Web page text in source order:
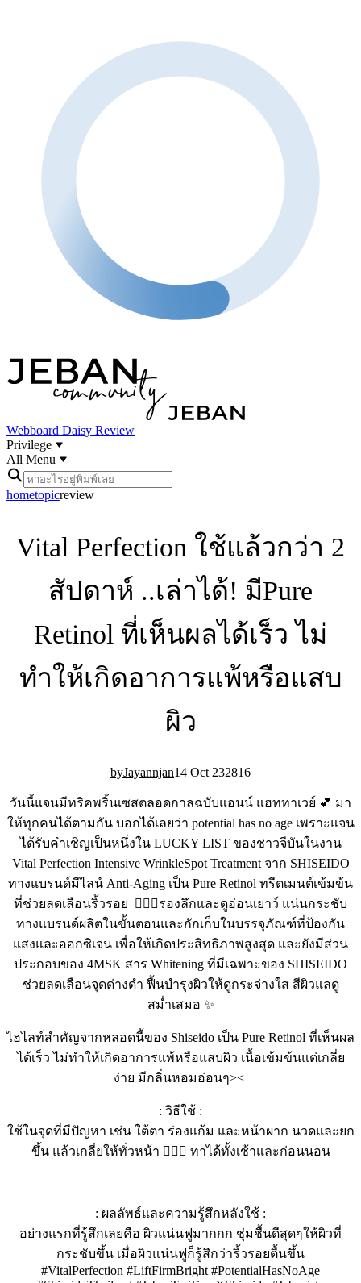
Webboard Daisy Review
Privilege
All Menu
hometopicreview
Vital Perfection ใช้แล้วกว่า 2
สัปดาห์ ..เล่าได้! มีPure
Retinol ที่เห็นผลได้เร็ว ไม่
ทำให้เกิดอาการแพ้หรือแสบ
ผิว
Jayannjan14 Oct 232816
วันนี้แจนมีทริคพริ้นเซสตลอดกาลฉบับแอนน์ แฮททาเวย์ 💕 มา
ให้ทุกคนได้ตามกัน บอกได้เลยว่า potential has no age เพราะแจน
ได้รับคำเชิญเป็นหนึ่งใน LUCKY LIST ของชาวจีบันในงาน
Vital Perfection Intensive WrinkleSpot Treatment จาก SHISEIDO
ทางแบรนด์มีไลน์ Anti-Aging เป็น Pure Retinol ทรีตเมนต์เข้มข้น
ที่ช่วยลดเลือนริ้วรอย 🧏🏻‍♀️รองลึกและดูอ่อนเยาว์ แน่นกระชับ
ทางแบรนด์ผลิตในขั้นตอนและกักเก็บในบรรจุภัณฑ์ที่ป้องกัน
แสงและออกซิเจน เพื่อให้เกิดประสิทธิภาพสูงสุด และยังมีส่วน
ประกอบของ 4MSK สาร Whitening ที่มีเฉพาะของ SHISEIDO
ช่วยลดเลือนจุดด่างดำ ฟื้นบำรุงผิวให้ดูกระจ่างใส สีผิวแลดู
สม่ำเสมอ ✨
ไฮไลท์สำคัญจากหลอดนี้ของ Shiseido เป็น Pure Retinol ที่เห็นผล
ได้เร็ว ไม่ทำให้เกิดอาการแพ้หรือแสบผิว เนื้อเข้มข้นแต่เกลี่ย
ง่าย มีกลิ่นหอมอ่อนๆ><
: วิธีใช้ :
ใช้ในจุดที่มีปัญหา เช่น ใต้ตา ร่องแก้ม และหน้าผาก นวดและยก
ขึ้น แล้วเกลี่ยให้ทั่วหน้า 🧏🏻‍♀️ ทาได้ทั้งเช้าและก่อนนอน
: ผลลัพธ์และความรู้สึกหลังใช้ :
อย่างแรกที่รู้สึกเลยคือ ผิวแน่นฟูมากกก ชุ่มชื้นดีสุดๆให้ผิวที่
กระชับขึ้น เมื่อผิวแน่นฟูก็รู้สึกว่าริ้วรอยตื้นขึ้น
#VitalPerfection #LiftFirmBright #PotentialHasNoAge